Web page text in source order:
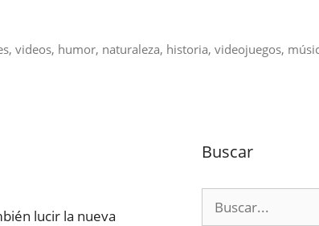
videos, humor, naturaleza, historia, videojuegos,
lucir la nueva
Buscar